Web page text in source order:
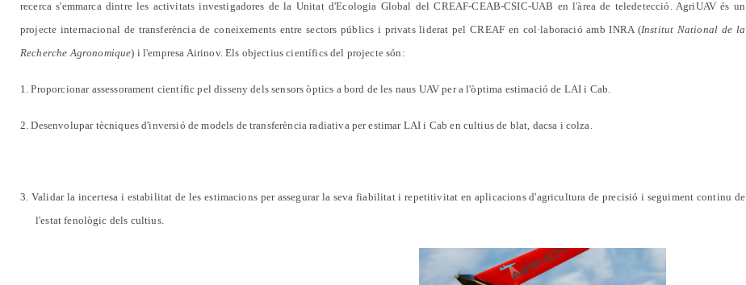
recerca s'emmarca dintre les activitats investigadores de la Unitat d'Ecologia Global delCREAF-CEAB-CSIC-UAB en l'àrea de teledetecció. AgriUAV és un
projecte internacional de transferència de coneixements entre sectors públics i privats liderat pel CREAF en col·laboració amb INRA (Institut National de la
Recherche Agronomique) i l'empresa Airinov. Els objectius científics del projecte són:
1. Proporcionar assessorament científic pel disseny dels sensors òptics a bord de les naus UAV per a l'òptima estimació de LAI i Cab.
2. Desenvolupar tècniques d'inversió de models de transferència radiativa per estimar LAI i Cab en cultius de blat, dacsa i colza.
3. Validar la incertesa i estabilitat de les estimacions per assegurar la seva fiabilitat i repetitivitat en aplicacions d'agricultura de precisió i seguiment continu de
l'estat fenològic dels cultius.